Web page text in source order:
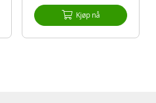
Kjøp nå